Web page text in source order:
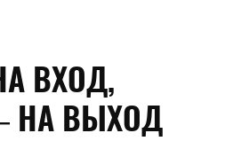
ВХОД,
НА ВЫХОД